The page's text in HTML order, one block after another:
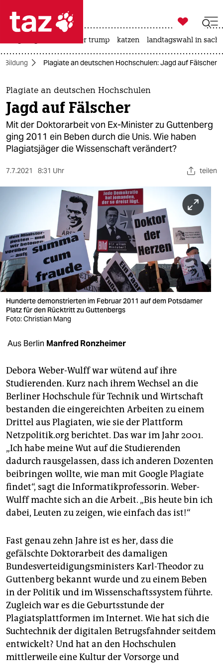
 taz zahl ich
taz zahl ich
themen
politik
öko
gesellschaft
nord
wahrheit
verlag
verlag
shop
fragen & hilfe
unterstützen
abo
genossenschaft
epaper login

taz zahl ich
usa unter trump katzen landtagswahl in
Bildung Plagiate an deutschen Hochschulen: Jagd auf Fälscher
Plagiate an deutschen Hochschulen
Jagd auf Fälscher
Mit der Doktorarbeit von Ex-Minister zu Guttenberg
ging 2011 ein Beben durch die Unis. Wie haben
Plagiatsjäger die Wissenschaft verändert?
7.7.2021 8:31 Uhr teilen
Hunderte demonstrierten im Februar 2011 auf dem Potsdamer
Platz für den Rücktritt zu Guttenbergs
Foto: Christian Mang
Aus Berlin Manfred Ronzheimer
Debora Weber-Wulff war wütend auf ihre
Studierenden. Kurz nach ihrem Wechsel an die
Berliner Hochschule für Technik und Wirtschaft
bestanden die eingereichten Arbeiten zu einem
Drittel aus Plagiaten, wie sie der Plattform
Netzpolitik.org berichtet. Das war im Jahr 2001.
„Ich habe meine Wut auf die Studierenden
dadurch rausgelassen, dass ich anderen Dozenten
beibringen wollte, wie man mit Google Plagiate
findet“, sagt die Informatikprofessorin. Weber-
Wulff machte sich an die Arbeit. „Bis heute bin ich
dabei, Leuten zu zeigen, wie einfach das ist!“
Fast genau zehn Jahre ist es her, dass die
gefälschte Doktorarbeit des damaligen
Bundesverteidigungsministers Karl-Theodor zu
Guttenberg bekannt wurde und zu einem Beben
in der Politik und im Wissenschaftssystem führte.
Zugleich war es die Geburtsstunde der
Plagiatsplattformen im Internet. Wie hat sich die
Suchtechnik der digitalen Betrugsfahnder seitdem
entwickelt? Und hat an den Hochschulen
mittlerweile eine Kultur der Vorsorge und